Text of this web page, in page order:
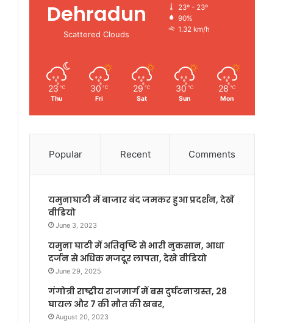
Dehradun
Scattered Clouds
23º - 23º
90%
1.32 km/h
23 ℃
Thu
30 ℃
Fri
29 ℃
Sat
30 ℃
Sun
28 ℃
Mon
Popular Recent Comments
यमुनाघाटी में बाजार बंद जमकर हुआ प्रदर्शन, देखें
वीडियो
June 3, 2023
यमुना घाटी में अतिवृष्टि से भारी नुकसान, आधा
दर्जन से अधिक मजदूर लापता, देखे वीडियो
June 29, 2025
गंगोत्री राष्ट्रीय राजमार्ग में बस दुर्घटनाग्रस्त, 28
घायल और 7 की मौत की खबर,
August 20, 2023